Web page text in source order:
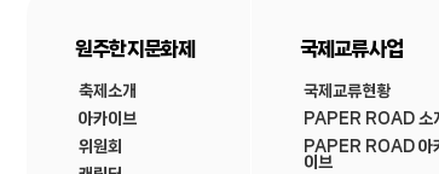
원주한지문화제
축제소개
아카이브
위원회
국제교류사업
국제교류현황
PAPER ROAD 소
PAPER ROAD 아
이브